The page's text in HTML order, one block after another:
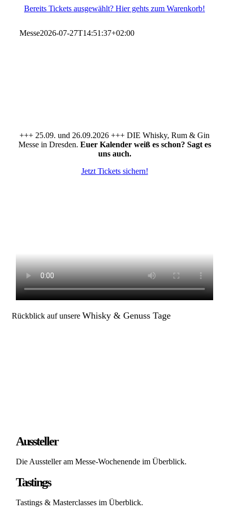
Bereits Tickets ausgewählt? Hier gehts zum Warenkorb!
Messe2026-07-27T14:51:37+02:00
+++ 25.09. und 26.09.2026 +++ DIE Whisky, Rum & Gin
Messe in Dresden. Euer Kalender weiß es schon? Sagt es
uns auch.
Jetzt Tickets sichern!
Rückblick auf unsere Whisky & Genuss Tage
Aussteller
Die Aussteller am Messe-Wochenende im Überblick.
Tastings
Tastings & Masterclasses im Überblick.